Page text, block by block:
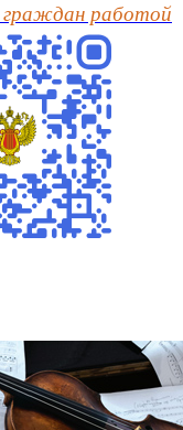
граждан работой